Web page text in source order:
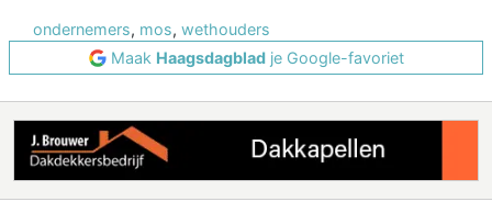
ondernemers, mos, wethouders
Maak Haagsdagbladje Google-favoriet